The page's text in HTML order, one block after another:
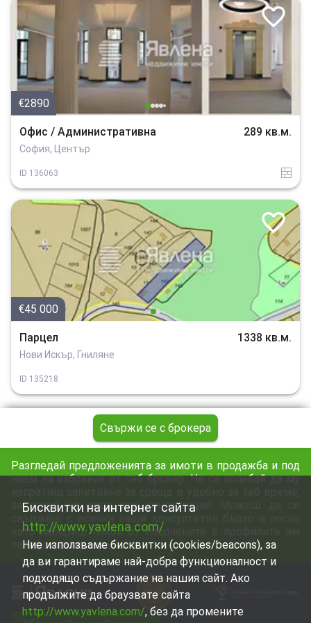
€2890
Офис / Административна 289 кв.м.
София, Център
ID 136063 tuhla
€45 000
Парцел 1338 кв.м.
Нови Искър, Гниляне
ID 135218
Свържи се с брокера
Разгледай предложенията за имоти в продажба и под
наем на избрания от теб брокер. Не се колебай да му
за оглед на имот или консултация. Можеш да се
свържеш с всички наши консултатни бързо и лесно
като набереш някой от посочените в профилите им
телефонни номера.
Бисквитки на интернет сайта
http://www.yavlena.com/
Ние използваме бисквитки (cookies/beacons), за
да ви гарантираме най-добра функционалност и
подходящо съдържание на нашия сайт. Ако
продължите да браузвате сайта
http://www.yavlena.com/, без да промените